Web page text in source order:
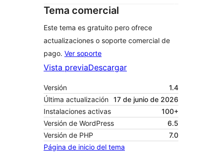
Tema comercial
Este tema es gratuito pero ofrece
actualizaciones o soporte comercial de
pago. Ver soporte
Vista previaDescargar
Versión
1.4
Última actualización 17 de junio de 2026
Instalaciones activas
100+
Versión de WordPress
6.5
Versión de PHP
7.0
Página de inicio del tema